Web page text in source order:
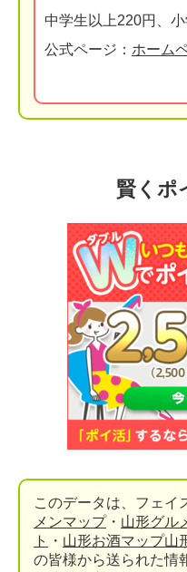
中学生以上220円、
公式ページ： ホーム
賢くポ
このデータは、フェイ
メンマップ・ 山形グル
ト
・ 山形お酒マップ山
の皆様から送られた情